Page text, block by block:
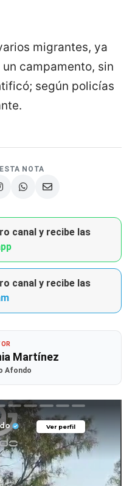
migrantes, ya
campamento, sin
según policías
NOTA
canal y recibe las
canal y recibe las
Martínez
Afondo
Ver perfil
Ver perfil